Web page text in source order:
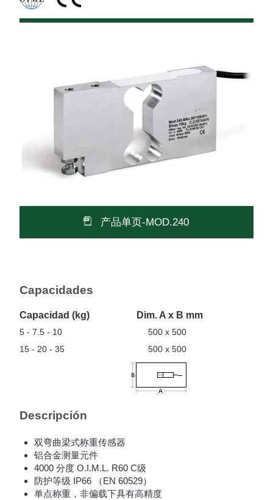
产品单页-MOD.240
Capacidades
Capacidad (kg) Dim. A x B mm
5 - 7.5 - 10
500 x 500
15 - 20 - 35
500 x 500
Descripción
双弯曲梁式称重传感器
铝合金测量元件
4000 分度 O.I.M.L. R60 C级
防护等级 IP66 （EN 60529）
单点称重，非偏载下具有高精度